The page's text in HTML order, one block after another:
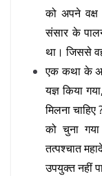
को अपने
संसार के
था। जिससे
एक कथा के
यज्ञ किया
मिलना
को चुना
तत्पश्चात
उपयुक्त नहीं